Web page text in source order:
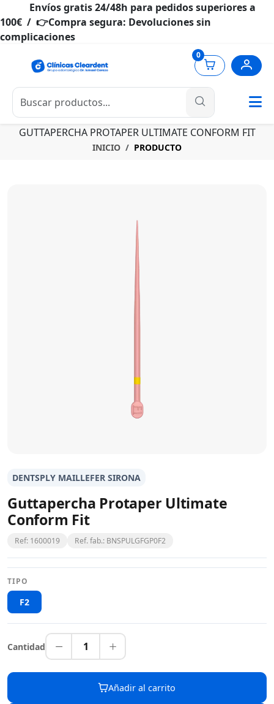
Envíos gratis 24/48h para pedidos superiores a
100€ / 👉Compra segura: Devoluciones sin
complicaciones
0
GUTTAPERCHA PROTAPER ULTIMATE CONFORM FIT
INICIO PRODUCTO
DENTSPLY MAILLEFER SIRONA
Guttapercha Protaper Ultimate
Conform Fit
Ref: 1600019 Ref. fab.: BNSPULGFGP0F2
TIPO
F2
Cantidad 1
Añadir al carrito